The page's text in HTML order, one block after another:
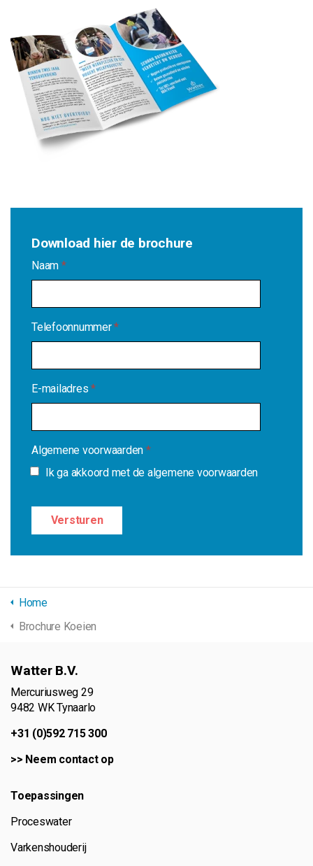
Download hier de brochure
Naam *
Telefoonnummer*
E-mailadres*
Algemene voorwaarden *
Ik ga akkoord met de algemene voorwaarden
Home
Brochure Koeien
Watter B.V.
Mercuriusweg 29
9482 WK Tynaarlo
+31 (0)592 715 300
>> Neem contact op
Toepassingen
Proceswater
Varkenshouderij